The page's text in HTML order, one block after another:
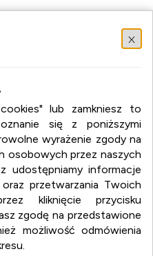
x
lub zamkniesz to
się z poniższymi
wyrażenie zgody na
osobowych przez naszych
udostępniamy informacje
przetwarzania Twoich
kliknięcie przycisku
zgodę na przedstawione
możliwość odmówienia